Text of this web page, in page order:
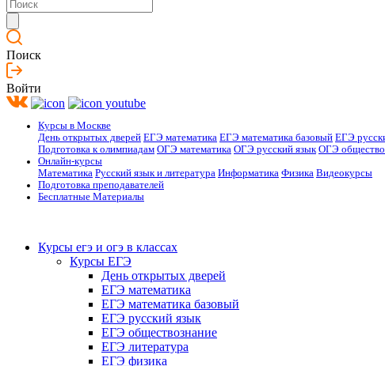
Поиск
Войти
Курсы в Москве
День открытых дверей ЕГЭ математика ЕГЭ математика базовый ЕГЭ
Подготовка к олимпиадам ОГЭ математика ОГЭ русский язык ОГЭ
Онлайн-курсы
Математика Русский язык и литература Информатика Физика Видеокурсы
Подготовка преподавателей
Бесплатные Материалы
Курсы егэ и огэ в классах
Курсы ЕГЭ
День открытых дверей
ЕГЭ математика
ЕГЭ математика базовый
ЕГЭ русский язык
ЕГЭ обществознание
ЕГЭ литература
ЕГЭ физика